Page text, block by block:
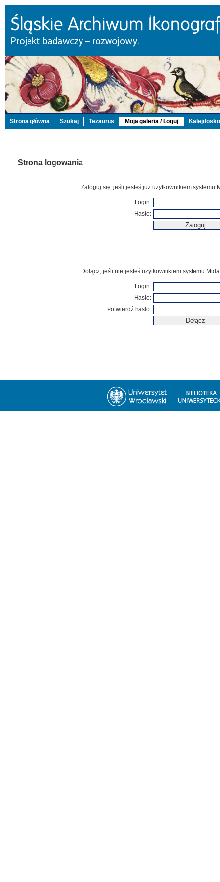
Strona główna Szukaj Tezaurus Moja galeria / Loguj
Strona logowania
Zaloguj się, jeśli jesteś już użytkownikiem systemu
Login:
Hasło:
Dołącz, jeśli nie jesteś użytkownikiem systemu
Login:
Hasło:
Potwierdź hasło: